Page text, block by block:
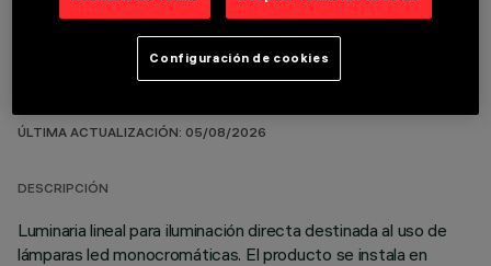
ÚLTIMA ACTUALIZACIÓN: 05/08/2026
DESCRIPCIÓN
Luminaria lineal para iluminación directa destinada al uso de
lámparas led monocromáticas. El producto se instala en
Configuración de cookies